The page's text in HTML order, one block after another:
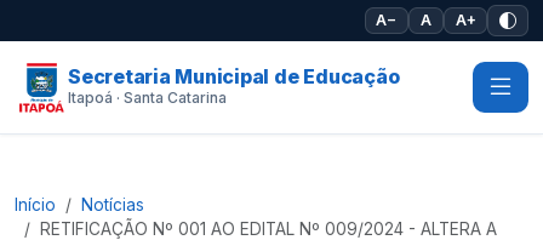
A− A A+
Secretaria Municipal de Educação
Itapoá · Santa Catarina
Início
Notícias
RETIFICAÇÃO Nº 001 AO EDITAL Nº 009/2024 - ALTERA A